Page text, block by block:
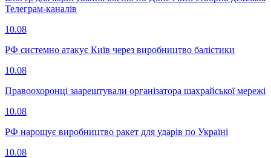
Телеграм-каналів
10.08
РФ системно атакує Київ через виробництво балістики
10.08
Правоохоронці заарештували організатора шахрайської мережі
10.08
РФ нарощує виробництво ракет для ударів по Україні
10.08